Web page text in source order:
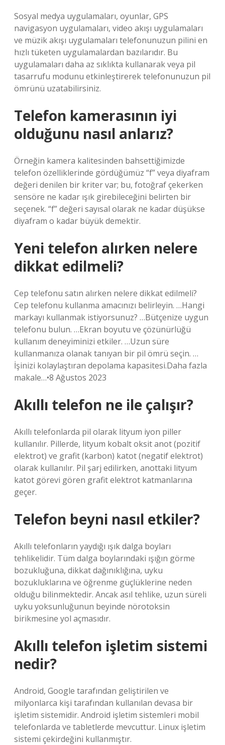
Sosyal medya uygulamaları, oyunlar, GPS
navigasyon uygulamaları, video akışı uygulamaları
ve müzik akışı uygulamaları telefonunuzun pilini en
hızlı tüketen uygulamalardan bazılarıdır. Bu
uygulamaları daha az sıklıkta kullanarak veya pil
tasarrufu modunu etkinleştirerek telefonunuzun pil
ömrünü uzatabilirsiniz.
Telefon kamerasının iyi
olduğunu nasıl anlarız?
Örneğin kamera kalitesinden bahsettiğimizde
telefon özelliklerinde gördüğümüz “f” veya diyafram
değeri denilen bir kriter var; bu, fotoğraf çekerken
sensöre ne kadar ışık girebileceğini belirten bir
seçenek. “f” değeri sayısal olarak ne kadar düşükse
diyafram o kadar büyük demektir.
Yeni telefon alırken nelere
dikkat edilmeli?
Cep telefonu satın alırken nelere dikkat edilmeli?
Cep telefonu kullanma amacınızı belirleyin. …Hangi
markayı kullanmak istiyorsunuz? …Bütçenize uygun
telefonu bulun. …Ekran boyutu ve çözünürlüğü
kullanım deneyiminizi etkiler. …Uzun süre
kullanmanıza olanak tanıyan bir pil ömrü seçin. …
İşinizi kolaylaştıran depolama kapasitesi.Daha fazla
makale…•8 Ağustos 2023
Akıllı telefon ne ile çalışır?
Akıllı telefonlarda pil olarak lityum iyon piller
kullanılır. Pillerde, lityum kobalt oksit anot (pozitif
elektrot) ve grafit (karbon) katot (negatif elektrot)
olarak kullanılır. Pil şarj edilirken, anottaki lityum
katot görevi gören grafit elektrot katmanlarına
geçer.
Telefon beyni nasıl etkiler?
Akıllı telefonların yaydığı ışık dalga boyları
tehlikelidir. Tüm dalga boylarındaki ışığın görme
bozukluğuna, dikkat dağınıklığına, uyku
bozukluklarına ve öğrenme güçlüklerine neden
olduğu bilinmektedir. Ancak asıl tehlike, uzun süreli
uyku yoksunluğunun beyinde nörotoksin
birikmesine yol açmasıdır.
Akıllı telefon işletim sistemi
nedir?
Android, Google tarafından geliştirilen ve
milyonlarca kişi tarafından kullanılan devasa bir
işletim sistemidir. Android işletim sistemleri mobil
telefonlarda ve tabletlerde mevcuttur. Linux işletim
sistemi çekirdeğini kullanmıştır.